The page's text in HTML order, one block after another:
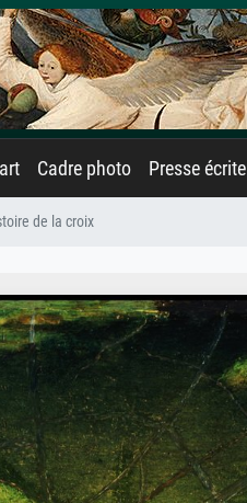
Cadre photo Presse écrite
de la croix